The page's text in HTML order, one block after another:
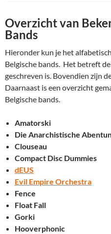
Overzicht van
Bands
Hieronder kun je het
Belgische bands. Het betreft
geschreven is. Bovendien zijn
Daarnaast is een overzicht
Belgische bands.
Amatorski
Die Anarchistische
Clouseau
Compact Disc Dummies
dEUS
Evil Empire Orchestra
Fence
Float Fall
Gorki
Hooverphonic